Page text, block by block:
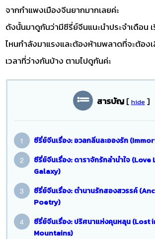
จากกำแพงเมืองจีนยากมากเลยค่ะ
ดังนั้นมาดูกันว่ามีซีรี่ย์จีนแนะนำประจำเดือน
ไหนกำลังมาแรงและต้องห้ามพลาดที่จะต้อง
เวลาที่ว่างกันบ้าง ตามไปดูกันค่ะ
สารบัญ [ hide ]
ซีรี่ย์จีนเรื่อง: อวลกลิ่นละอองรัก
ซีรี่ย์จีนเรื่อง: ดาราจักรักลำนำใจ (Love
Galaxy)
ซีรี่ย์จีนเรื่อง: ตำนานรักสองสวรรค์
Poetry)
ซีรี่ย์จีนเรื่อง: ปริศนาแห่งคุนหลุน (Lost
Mountains)